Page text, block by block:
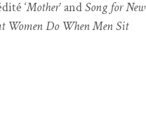
‘Moth­er’ andSong for New
Women Do When Men Sit